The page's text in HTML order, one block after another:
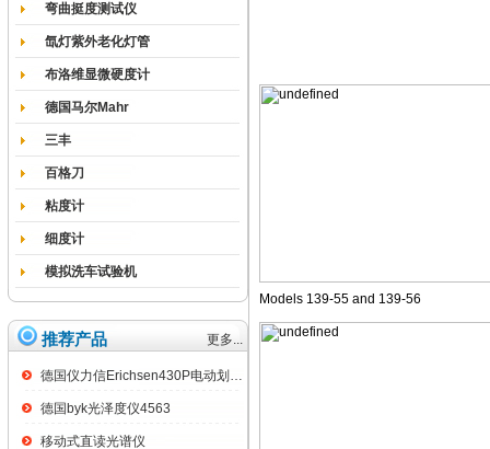
弯曲挺度测试仪
氙灯紫外老化灯管
布洛维显微硬度计
德国马尔Mahr
三丰
百格刀
粘度计
细度计
模拟洗车试验机
推荐产品 更多...
德国仪力信Erichsen430P电动划格试验仪
德国byk光泽度仪4563
移动式直读光谱仪
Models 139-55 and 139-56